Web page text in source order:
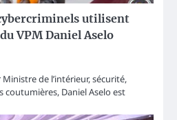
utilisent
VPM Daniel Aselo
de l’intérieur, sécurité,
Daniel Aselo est